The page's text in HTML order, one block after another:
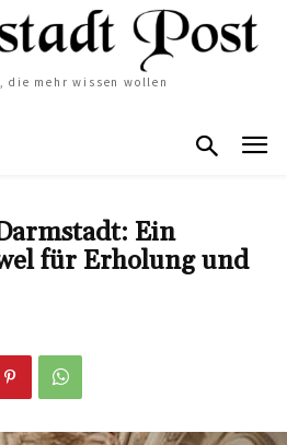
die mehr wissen wollen
Ein
für Erholung und